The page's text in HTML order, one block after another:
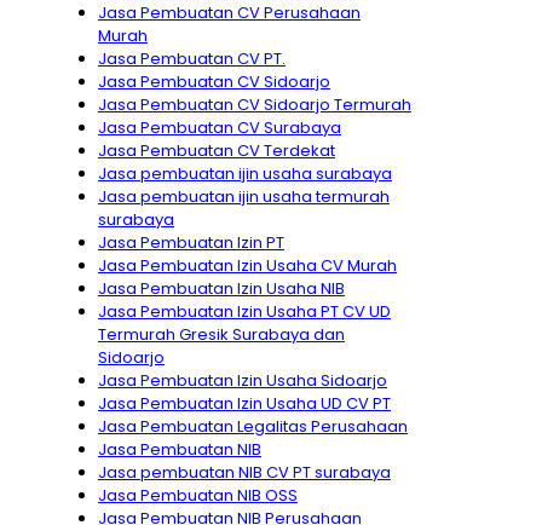
Jasa Pembuatan CV Perusahaan
Murah
Jasa Pembuatan CV PT.
Jasa Pembuatan CV Sidoarjo
Jasa Pembuatan CV Sidoarjo Termurah
Jasa Pembuatan CV Surabaya
Jasa Pembuatan CV Terdekat
Jasa pembuatan ijin usaha surabaya
Jasa pembuatan ijin usaha termurah
surabaya
Jasa Pembuatan Izin PT
Jasa Pembuatan Izin Usaha CV Murah
Jasa Pembuatan Izin Usaha NIB
Jasa Pembuatan Izin Usaha PT CV UD
Termurah Gresik Surabaya dan
Sidoarjo
Jasa Pembuatan Izin Usaha Sidoarjo
Jasa Pembuatan Izin Usaha UD CV PT
Jasa Pembuatan Legalitas Perusahaan
Jasa Pembuatan NIB
Jasa pembuatan NIB CV PT surabaya
Jasa Pembuatan NIB OSS
Jasa Pembuatan NIB Perusahaan